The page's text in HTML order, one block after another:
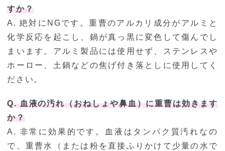
すか？
A. 絶対にNGです。重曹のアルカリ成分がアルミと
化学反応を起こし、鍋が真っ黒に変色して傷んでし
まいます。アルミ製品には使用せず、ステンレスや
ホーロー、土鍋などの焦げ付き落としに使用してく
ださい。
Q. 血液の汚れ（おねしょや鼻血）に重曹は効きます
か？
A. 非常に効果的です。血液はタンパク質汚れなの
で、重曹水（または粉を直接ふりかけて少量の水で